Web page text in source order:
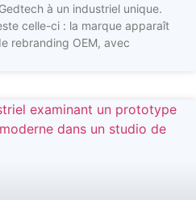
à un industriel unique.
celle-ci : la marque apparaît
rebranding OEM, avec